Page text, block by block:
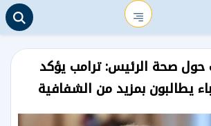
حول صحة الرئيس: ترامب يؤكد
يطالبون بمزيد من الشفافية